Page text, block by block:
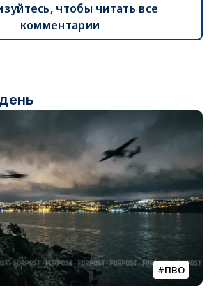
чтобы читать все
комментарии
ПВО